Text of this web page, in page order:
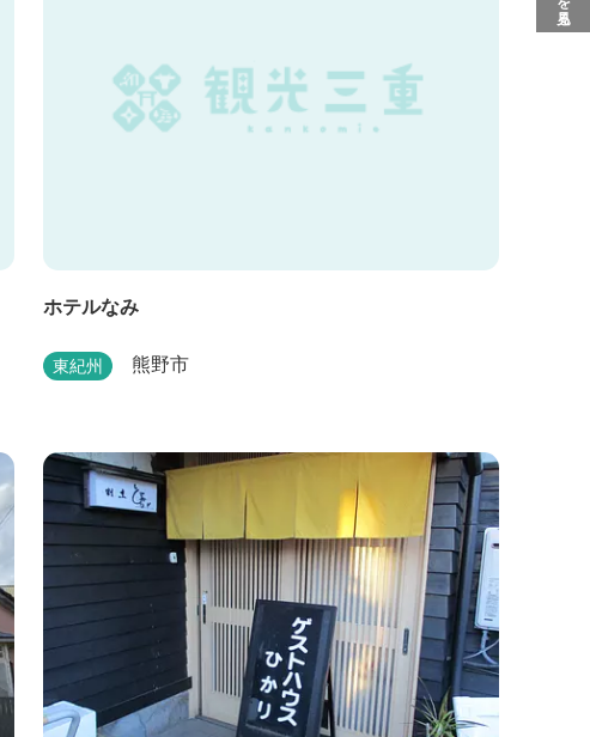
ホテルなみ
東紀州 熊野市